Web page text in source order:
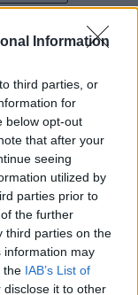
Information
third parties, or
for
below opt-out
that after your
seeing
utilized by
parties prior to
the further
third parties on the
information may
the IAB’s List of
it to other
recompensa do
a dificuldade de
sua visão,
o stress
e
que não há
mudanças
observada,
processo
em
2026”
com
Assche
entre os